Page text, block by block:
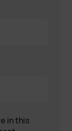
in this